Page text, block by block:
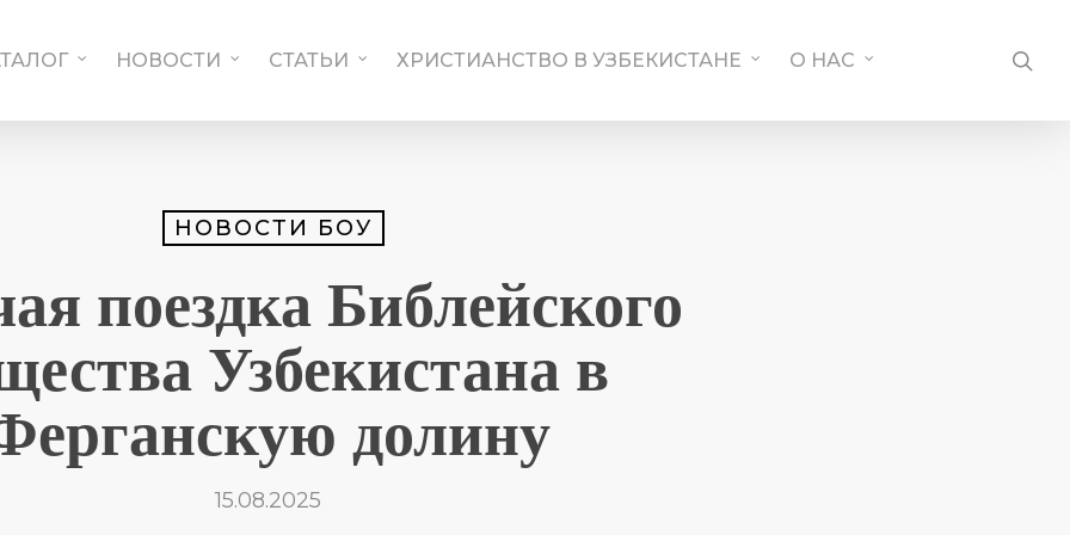
НОВОСТИ СТАТЬИ ХРИСТИАНСТВО В УЗБЕКИСТАНЕ О НАС
НОВОСТИ БОУ
поездка Библейского
Узбекистана в
долину
15.08.2025